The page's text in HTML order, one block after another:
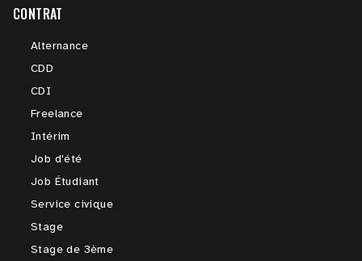
CONTRAT
Alternance
CDD
CDI
Freelance
Intérim
Job d'été
Job Étudiant
Service civique
Stage
Stage de 3ème